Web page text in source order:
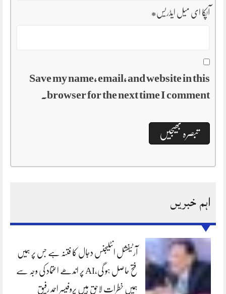
آپکا ای میل ایڈریس*
Save my name, email, and website in this
browser for the next time I comment.
اہم خبریں
آرٹیفشل انٹلیجنس دجال کا فتنہ ہے جس پر ہمیں
فتح حاصل ہو گی،AI پر اندھے اعتماد کی وجہ سے
ہمیں خطرات لاحق ہیں پروفیسر احمد رفیق